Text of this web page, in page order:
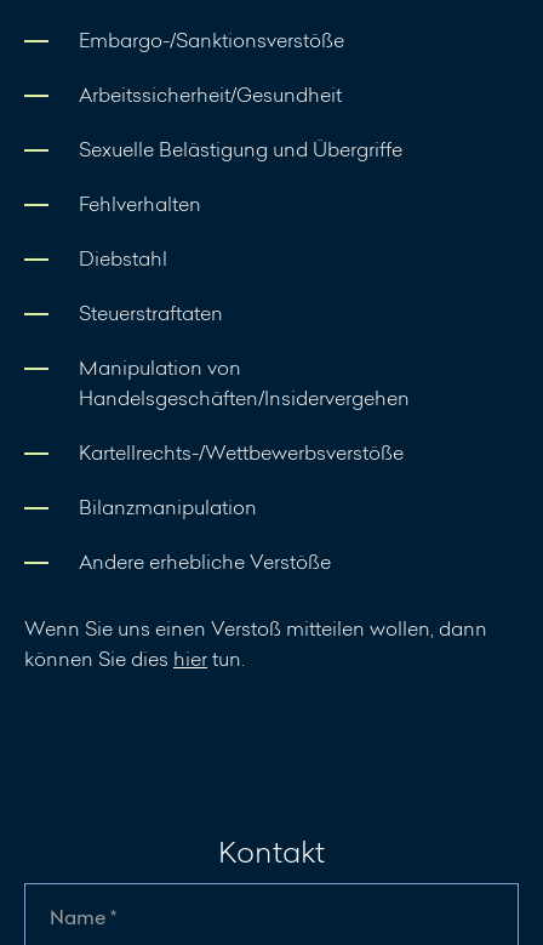
Embargo-/Sanktionsverstöße
Arbeitssicherheit/Gesundheit
Sexuelle Belästigung und Übergriffe
Fehlverhalten
Diebstahl
Steuerstraftaten
Manipulation von
Handelsgeschäften/Insidervergehen
Kartellrechts-/Wettbewerbsverstöße
Bilanzmanipulation
Andere erhebliche Verstöße
Wenn Sie uns einen Verstoß mitteilen wollen, dann
können Sie dies hiertun.
Kontakt